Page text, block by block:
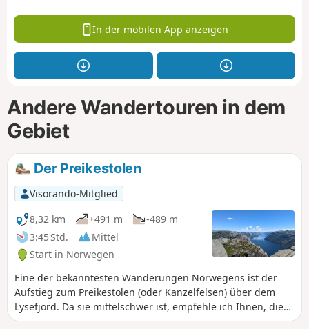
In der mobilen App anzeigen
Andere Wandertouren in dem
Gebiet
Der Preikestolen
Visorando-Mitglied
8,32 km
+491 m
-489 m
3:45 Std.
Mittel
Start in Norwegen
Eine der bekanntesten Wanderungen Norwegens ist der
Aufstieg zum Preikestolen (oder Kanzelfelsen) über dem
Lysefjord. Da sie mittelschwer ist, empfehle ich Ihnen, diese
Wanderung im Sommer zu machen. Sie ist sehr touristisch,